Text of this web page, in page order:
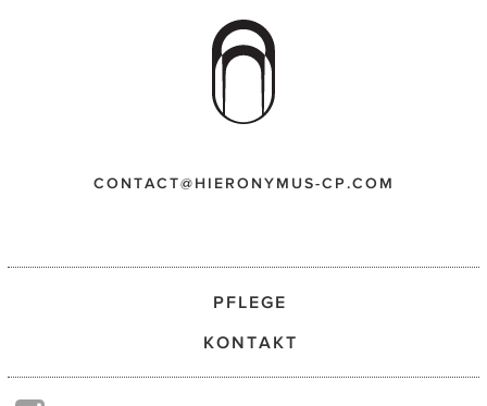
CONTACT@HIERONYMUS-CP.COM
PFLEGE
KONTAKT